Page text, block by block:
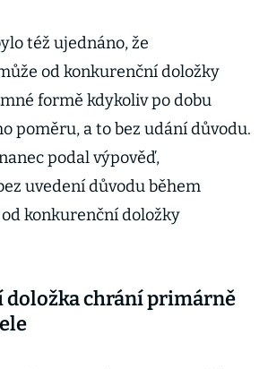
též ujednáno, že
od konkurenční doložky
formě kdykoliv po dobu
poměru, a to bez udání důvodu.
podal výpověď,
uvedení důvodu během
konkurenční doložky
chrání primárně